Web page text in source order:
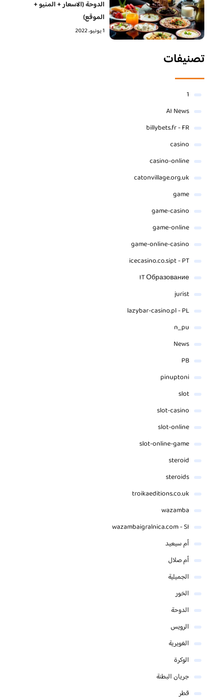
الدوحة (الاسعار + المنيو +
الموقع)
1 يونيو، 2022
تصنيفات
1
AI News
billybets.fr - FR
casino
casino-online
catonvillage.org.uk
game
game-casino
game-online
game-online-casino
icecasino.co.sipt - PT
IT Образование
jurist
lazybar-casino.pl - PL
n_pu
News
PB
pinuptoni
slot
slot-casino
slot-online
slot-online-game
steroid
steroids
troikaeditions.co.uk
wazamba
wazambaigralnica.com - SI
أم سيعيد
أم صلال
الجميلية
الخور
الدوحة
الرويس
الغويرية
الوكرة
جريان البطنة
قطر